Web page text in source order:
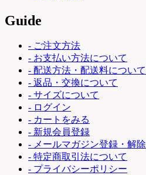
Guide
- ご注文方法
- お支払い方法について
- 配送方法・配送料について
- 返品・交換について
- サイズについて
- ログイン
- カートをみる
- 新規会員登録
- メールマガジン登録・解除
- 特定商取引法について
- プライバシーポリシー